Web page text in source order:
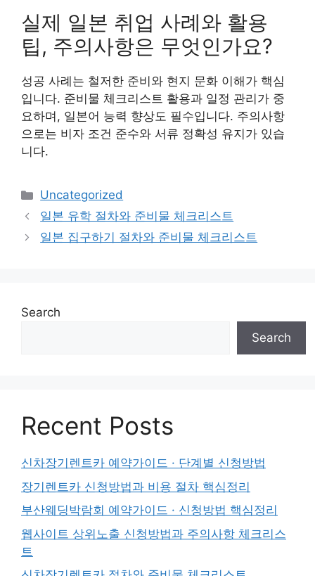
실제 일본 취업 사례와 활용
팁, 주의사항은 무엇인가요?
성공 사례는 철저한 준비와 현지 문화 이해가 핵심
입니다. 준비물 체크리스트 활용과 일정 관리가 중
요하며, 일본어 능력 향상도 필수입니다. 주의사항
으로는 비자 조건 준수와 서류 정확성 유지가 있습
니다.
Categories
Uncategorized
일본 유학 절차와 준비물 체크리스트
일본 집구하기 절차와 준비물 체크리스트
Search
Search
Recent Posts
신차장기렌트카 예약가이드 · 단계별 신청방법
장기렌트카 신청방법과 비용 절차 핵심정리
부산웨딩박람회 예약가이드 · 신청방법 핵심정리
웹사이트 상위노출 신청방법과 주의사항 체크리스
트